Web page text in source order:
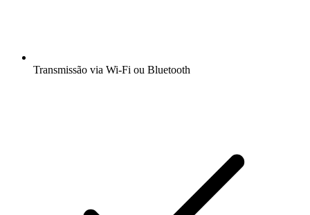
Transmissão via Wi-Fi ou Bluetooth